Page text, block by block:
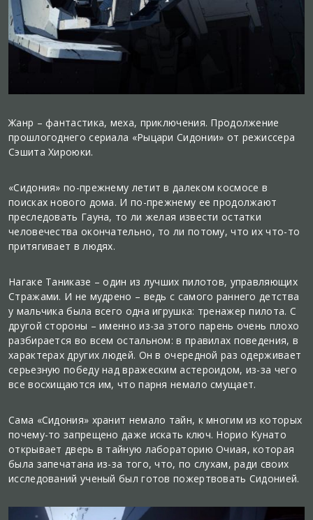
Жанр – фантастика, меха, приключения. Продолжение
прошлогоднего сериала «Рыцари Сидонии» от режиссера
Сэшита Хироюки.
«Сидония» по-прежнему летит в далеком космосе в
поисках нового дома. И по-прежнему ее продолжают
преследовать Гауна, то ли желая извести остатки
человечества окончательно, то ли потому, что их что-то
притягивает в людях.
Нагаке Таниказе – один из лучших пилотов, управляющих
Стражами. И не мудрено – ведь с самого раннего детства
у мальчика была всего одна игрушка: тренажер пилота. С
другой стороны – именно из-за этого парень очень плохо
разбирается во всем остальном: в правилах поведения, в
характерах других людей. Он в очередной раз одерживает
серьезную победу над вражеским астероидом, из-за чего
все восхищаются им, что парня немало смущает.
Сама «Сидония» хранит немало тайн, к многим из которых
почему-то запрещено даже искать ключ. Норио Кунато
открывает дверь в тайную лабораторию Очиая, которая
была запечатана из-за того, что, по слухам, ради своих
исследований ученый был готов пожертвовать Сидонией.